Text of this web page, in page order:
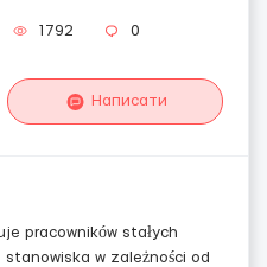
1792 0
Написати
pracowników stałych
w zależności od